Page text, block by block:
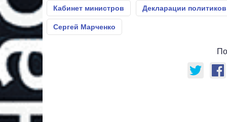
Кабинет министров Декларации политиков
Сергей Марченко